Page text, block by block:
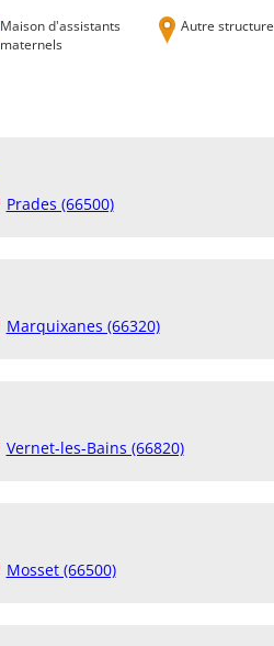
Maison d'assistants
maternels
Autre structure
Prades (66500)
Marquixanes (66320)
Vernet-les-Bains (66820)
Mosset (66500)